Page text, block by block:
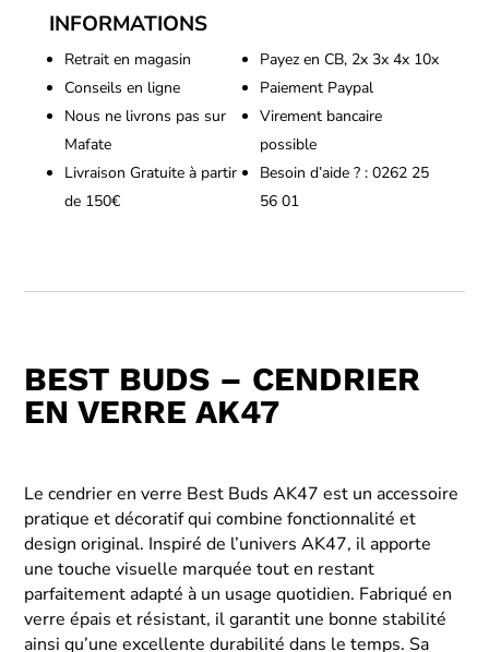
verre
INFORMATIONS
Retrait en magasin
Conseils en ligne
Nous ne livrons pas sur
Mafate
Livraison Gratuite à partir
de 150€
Payez en CB, 2x 3x 4x 10x
Paiement Paypal
Virement bancaire
possible
Besoin d’aide ? : 0262 25
56 01
BEST BUDS – CENDRIER
EN VERRE AK47
Le cendrier en verre Best Buds AK47 est un accessoire
pratique et décoratif qui combine fonctionnalité et
design original. Inspiré de l’univers AK47, il apporte
une touche visuelle marquée tout en restant
parfaitement adapté à un usage quotidien. Fabriqué en
verre épais et résistant, il garantit une bonne stabilité
ainsi qu’une excellente durabilité dans le temps. Sa